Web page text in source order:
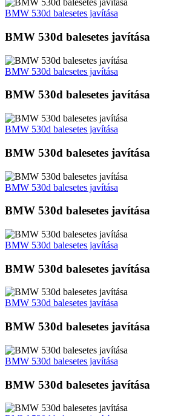
BMW 530d balesetes javítása
BMW 530d balesetes javítása
BMW 530d balesetes javítása
BMW 530d balesetes javítása
BMW 530d balesetes javítása
BMW 530d balesetes javítása
BMW 530d balesetes javítása
BMW 530d balesetes javítása
BMW 530d balesetes javítása
BMW 530d balesetes javítása
BMW 530d balesetes javítása
BMW 530d balesetes javítása
BMW 530d balesetes javítása
BMW 530d balesetes javítása